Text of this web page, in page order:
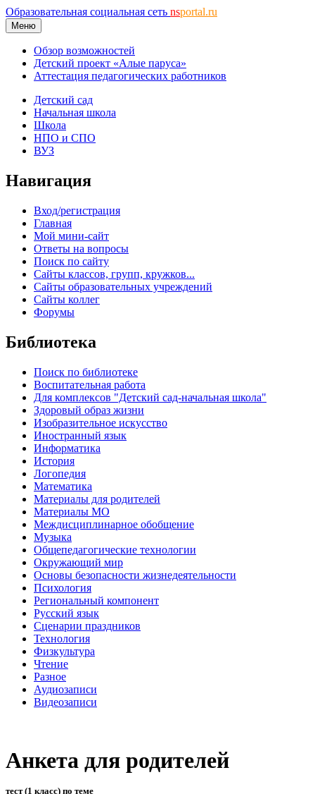
Образовательная социальная сеть nsportal.ru
Меню
Обзор возможностей
Детский проект «Алые паруса»
Аттестация педагогических работников
Детский сад
Начальная школа
Школа
НПО и СПО
ВУЗ
Навигация
Вход/регистрация
Главная
Мой мини-сайт
Ответы на вопросы
Поиск по сайту
Сайты классов, групп, кружков...
Сайты образовательных учреждений
Сайты коллег
Форумы
Библиотека
Поиск по библиотеке
Воспитательная работа
Для комплексов "Детский сад-начальная школа"
Здоровый образ жизни
Изобразительное искусство
Иностранный язык
Информатика
История
Логопедия
Математика
Материалы для родителей
Материалы МО
Междисциплинарное обобщение
Музыка
Общепедагогические технологии
Окружающий мир
Основы безопасности жизнедеятельности
Психология
Региональный компонент
Русский язык
Сценарии праздников
Технология
Физкультура
Чтение
Разное
Аудиозаписи
Видеозаписи
Анкета для родителей
тест (1 класс) по теме